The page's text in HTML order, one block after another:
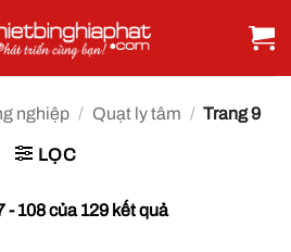
nghiệp / Quạt ly tâm / Trang 9
LỌC
- 108 của 129 kết quả